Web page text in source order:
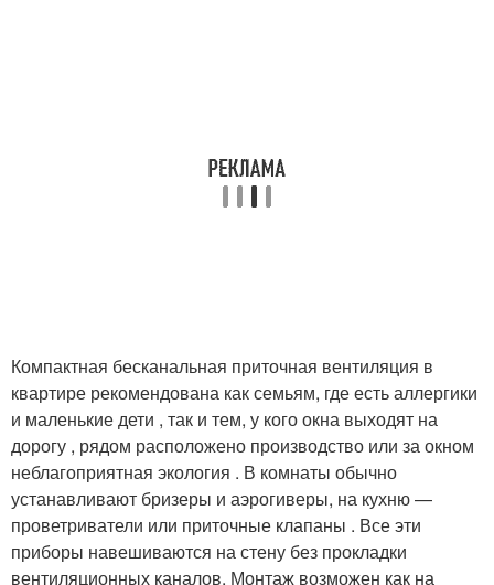
Компактная бесканальная приточная вентиляция в
квартире рекомендована как семьям, где есть аллергики
и маленькие дети , так и тем, у кого окна выходят на
дорогу , рядом расположено производство или за окном
неблагоприятная экология . В комнаты обычно
устанавливают бризеры и аэрогиверы, на кухню —
проветриватели или приточные клапаны . Все эти
приборы навешиваются на стену без прокладки
вентиляционных каналов. Монтаж возможен как на